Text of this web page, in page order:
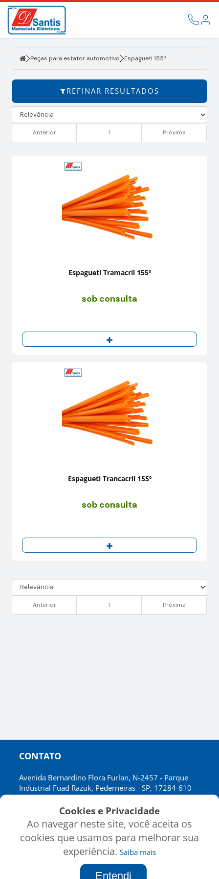
Peças para estator automotivo Espagueti 155º
REFINAR RESULTADOS
Filtrar
PEÇAS
PARA
ESTATOR
AUTOMOTIVO
Anterior 1 Próxima
Espagueti Tramacril 155º
sob consulta
Espagueti Trancacril 155º
sob consulta
Anterior 1 Próxima
CONTATO
Avenida Bernardino Flora Furlan, N-2457 - Parque
Industrial Fuad Razuk, Pederneiras - SP, 17284-610
CNPJ: 02.697.641/0001-72
INSTITUCIONAL CATÁLOGO
Produtos
Minha Conta
Cookies e Privacidade
Ao navegar neste site, você aceita os
cookies que usamos para melhorar sua
experiência. Saiba mais
Entendi